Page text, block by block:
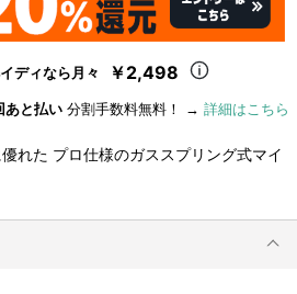
ディなら月々 ￥2,498
あと払い 分割手数料無料！ → 詳細はこちら
れた プロ仕様のガススプリング式マイ